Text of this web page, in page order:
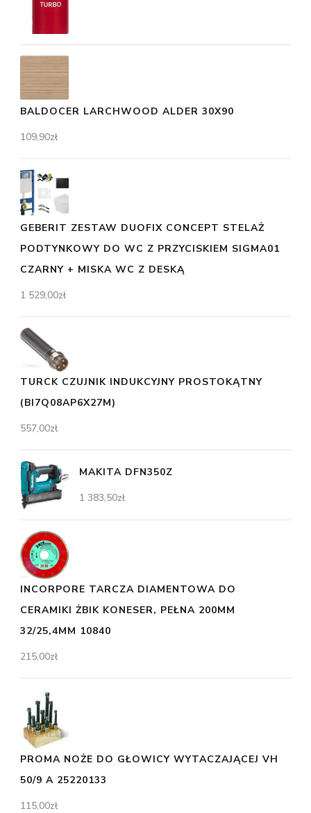
BALDOCER LARCHWOOD ALDER 30X90
109,90zł
GEBERIT ZESTAW DUOFIX CONCEPT STELAŻ
PODTYNKOWY DO WC Z PRZYCISKIEM SIGMA01
CZARNY + MISKA WC Z DESKĄ
1 529,00zł
TURCK CZUJNIK INDUKCYJNY PROSTOKĄTNY
(BI7Q08AP6X27M)
557,00zł
MAKITA DFN350Z
1 383,50zł
INCORPORE TARCZA DIAMENTOWA DO
CERAMIKI ŻBIK KONESER, PEŁNA 200MM
32/25,4MM 10840
215,00zł
PROMA NOŻE DO GŁOWICY WYTACZAJĄCEJ VH
50/9 A 25220133
115,00zł